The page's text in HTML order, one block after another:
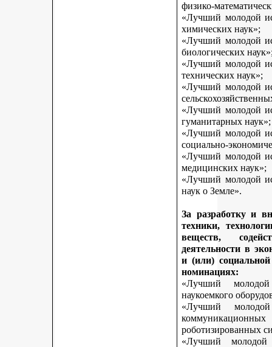
физико-
«Лучший молодой
химических наук»;
«Лучший молодой
биологических
«Лучший молодой
технических наук»;
«Лучший молодой
«Лучший молодой
гуманитарных наук»;
«Лучший молодой
социально-
«Лучший молодой
медицинских наук»;
«Лучший молодой
наук о Земле».
За разработку и
техники,
веществ,
деятельности в
и (или)
номинациях:
«Лучший
наукоемкого
«Лучший
роботизированных
«Лучший